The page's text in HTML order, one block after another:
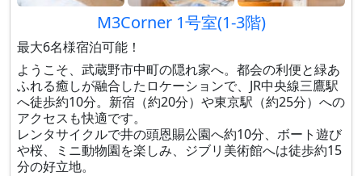
M3Corner 1号室(1-3階)
最大6名様宿泊可能！
ようこそ、武蔵野市中町の隠れ家へ。都会の利便と緑あ
ふれる癒しが融合したロケーションで、JR中央線三鷹駅
へ徒歩約10分。新宿（約20分）や東京駅（約25分）への
アクセスも快適です。
レンタサイクルで井の頭恩賜公園へ約10分、ボート遊び
や桜、ミニ動物園を楽しみ、ジブリ美術館へは徒歩約15
分の好立地。